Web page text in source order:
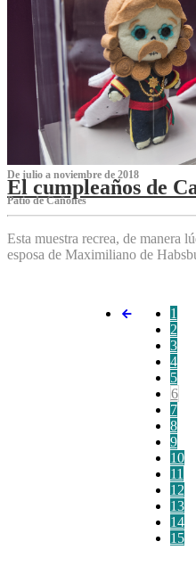
De julio a noviembre de 2018
El cumpleaños de
Patio de Cañones
Esta muestra recrea, de manera
esposa de Maximiliano de
1
2
3
4
5
6
7
8
9
10
11
12
13
14
15